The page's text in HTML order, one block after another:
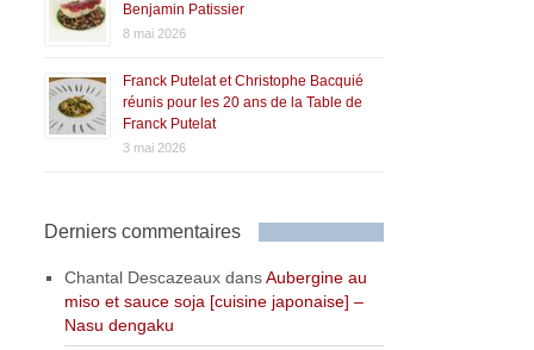
Benjamin Patissier
8 mai 2026
Franck Putelat et Christophe Bacquié
réunis pour les 20 ans de la Table de
Franck Putelat
3 mai 2026
Derniers commentaires
Chantal Descazeaux dansAubergine au
miso et sauce soja [cuisine japonaise] –
Nasu dengaku